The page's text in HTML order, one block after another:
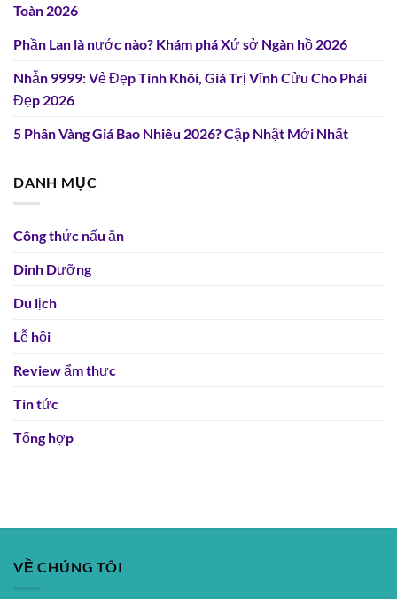
Toàn 2026
Phần Lan là nước nào? Khám phá Xứ sở Ngàn hồ 2026
Nhẫn 9999: Vẻ Đẹp Tinh Khôi, Giá Trị Vĩnh Cửu Cho Phái
Đẹp 2026
5 Phân Vàng Giá Bao Nhiêu 2026? Cập Nhật Mới Nhất
DANH MỤC
Công thức nấu ăn
Dinh Dưỡng
Du lịch
Lễ hội
Review ẩm thực
Tin tức
Tổng hợp
VỀ CHÚNG TÔI